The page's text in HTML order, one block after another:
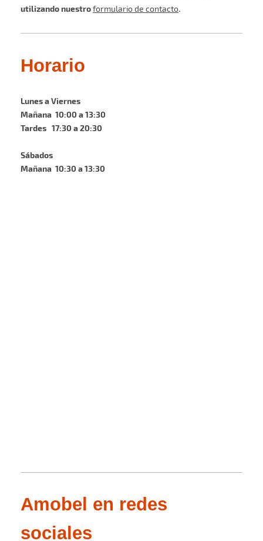
utilizando nuestroformulario de contacto.
Horario
Lunes a Viernes
Mañana 10:00 a 13:30
Tardes 17:30 a 20:30
Sábados
Mañana 10:30 a 13:30
Amobel en redes
sociales